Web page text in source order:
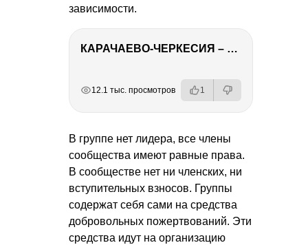
зависимости.
КАРАЧАЕВО-ЧЕРКЕСИЯ – ПУТЕШЕСТВИЕ НА КАВКАЗ часть 2
12.1 тыс. просмотров 1
В группе нет лидера, все члены
сообщества имеют равные права.
В сообществе нет ни членских, ни
вступительных взносов. Группы
содержат себя сами на средства
добровольных пожертвований. Эти
средства идут на организацию